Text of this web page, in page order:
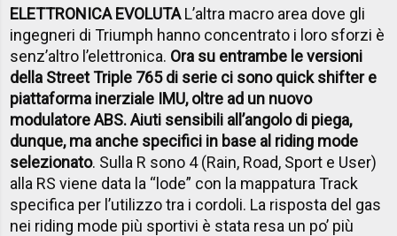
ELETTRONICA EVOLUTAL’altra macro area dove gli
ingegneri di Triumph hanno concentrato i loro sforzi è
senz’altro l’elettronica. Ora su entrambe le versioni
della Street Triple 765 di serie ci sono quick shifter e
piattaforma inerziale IMU, oltre ad un nuovo
modulatore ABS. Aiuti sensibili all’angolo di piega,
dunque, ma anche specifici in base al riding mode
selezionato. Sulla R sono 4 (Rain, Road, Sport e User)
alla RS viene data la “lode” con la mappatura Track
specifica per l’utilizzo tra i cordoli. La risposta del gas
nei riding mode più sportivi è stata resa un po’ più